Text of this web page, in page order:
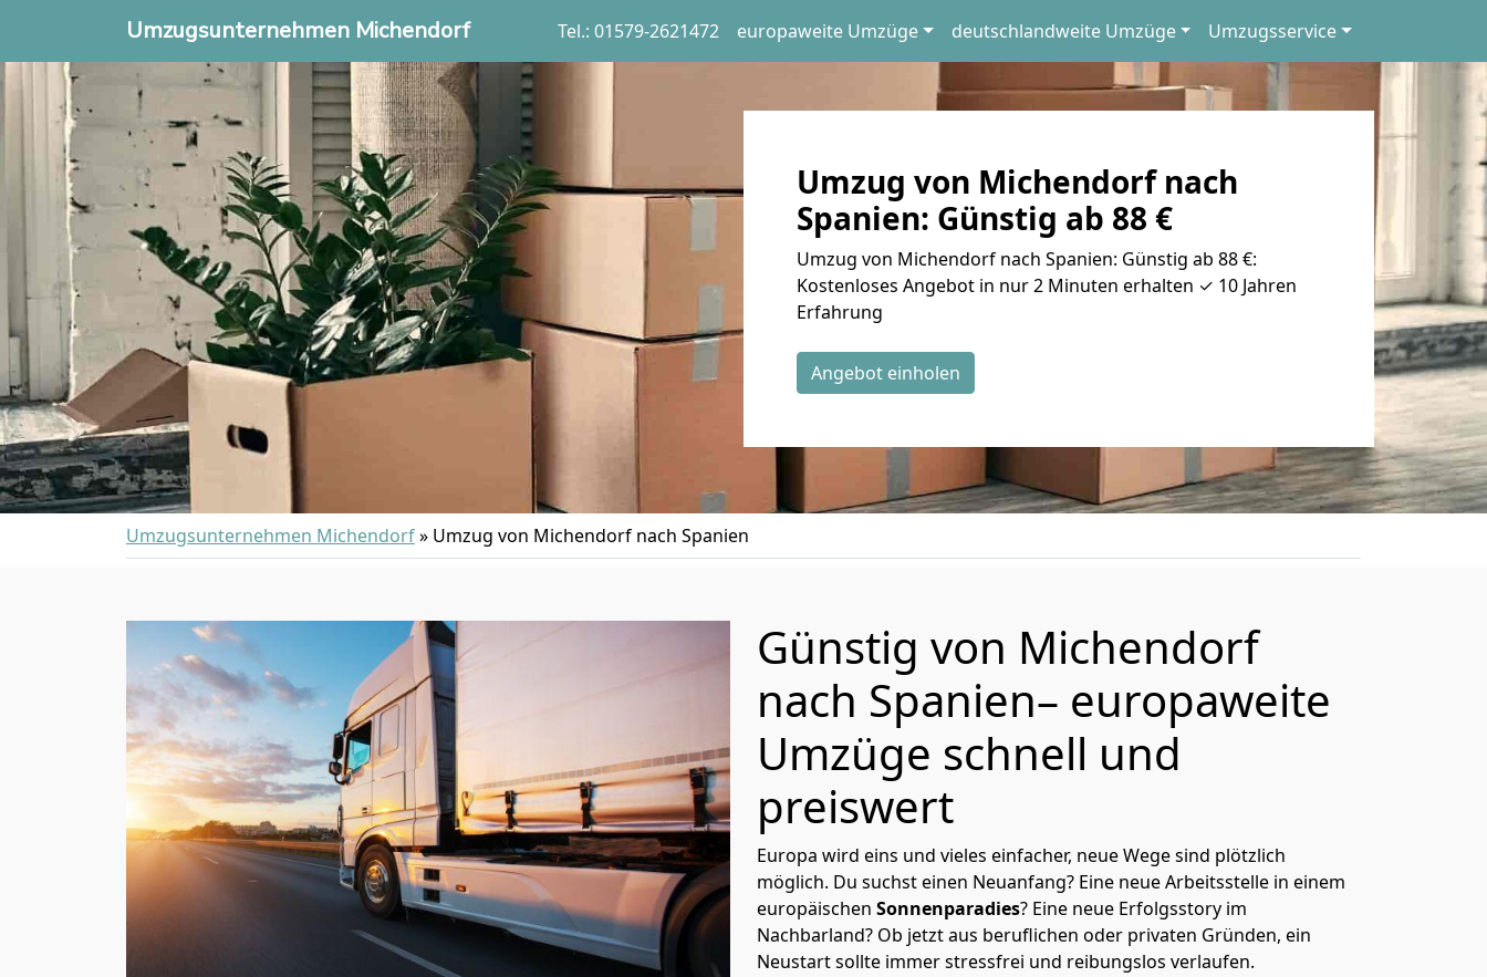
Umzugsunternehmen Michendorf Tel.: 01579-2621472 europaweite Umzüge deutschlandweite Umzüge Umzugsservice
Umzug von Michendorf nach
Spanien: Günstig ab 88 €
Umzug von Michendorf nach Spanien: Günstig ab 88 €:
Kostenloses Angebot in nur 2 Minuten erhalten ✓ 10 Jahren
Erfahrung
Angebot einholen
Umzugsunternehmen Michendorf» Umzug von Michendorf nach Spanien
Günstig von Michendorf
nach Spanien– europaweite
Umzüge schnell und
preiswert
Europa wird eins und vieles einfacher, neue Wege sind plötzlich
möglich. Du suchst einen Neuanfang? Eine neue Arbeitsstelle in einem
europäischen Sonnenparadies? Eine neue Erfolgsstory im
Nachbarland? Ob jetzt aus beruflichen oder privaten Gründen, ein
Neustart sollte immer stressfrei und reibungslos verlaufen.